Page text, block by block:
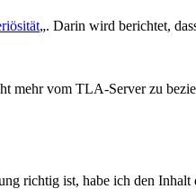
„. Darin wird berichtet,
vom TLA-Server zu
richtig ist, habe ich den Inhalt